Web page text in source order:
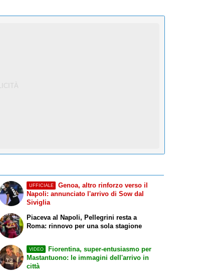
UFFICIALE
Genoa, altro rinforzo verso il
Napoli: annunciato l'arrivo di Sow dal
Siviglia
Piaceva al Napoli, Pellegrini resta a
Roma: rinnovo per una sola stagione
VIDEO
Fiorentina, super-entusiasmo per
Mastantuono: le immagini dell'arrivo in
città